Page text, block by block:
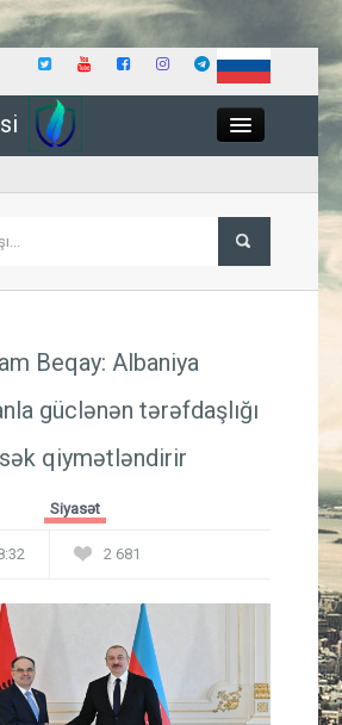
İqtisadiyyat
Güney Azərbaycan
Mədəniyyət
Müsahibə
Beqay: Albaniya
güclənən tərəfdaşlığı
qiymətləndirir
Siyasət
2 681